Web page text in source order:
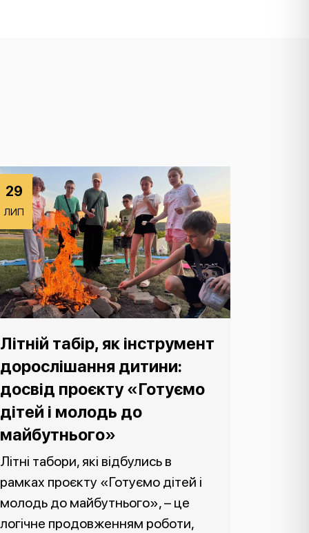
29
ЛИП
Літній табір, як інструмент
дорослішання дитини:
досвід проєкту «Готуємо
дітей і молодь до
майбутнього»
Літні табори, які відбулись в
рамках проєкту «Готуємо дітей і
молодь до майбутнього», – це
логічне продовженням роботи,